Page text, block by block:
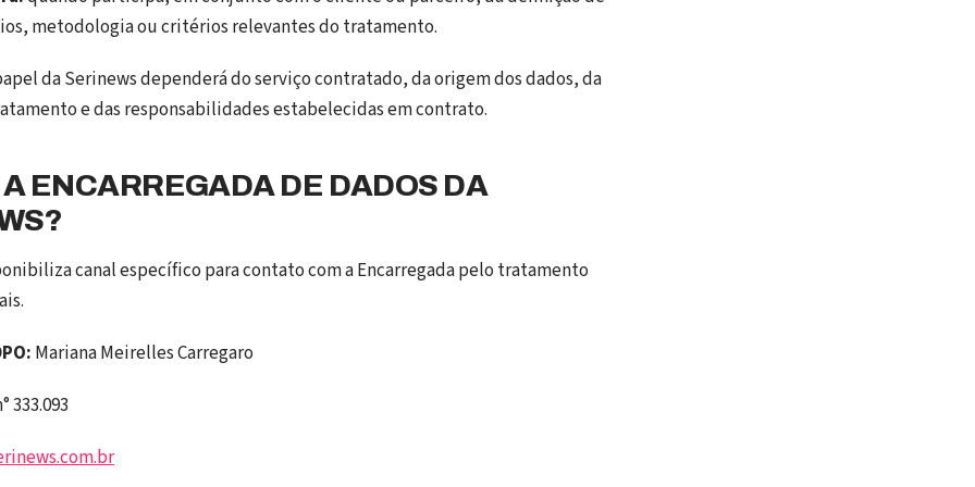
metodologia ou critérios relevantes do tratamento.
da Serinews dependerá do serviço contratado, da origem dos dados, da
e das responsabilidades estabelecidas em contrato.
ENCARREGADA DE DADOS DA
canal específico para contato com a Encarregada pelo tratamento
Mariana Meirelles Carregaro
333.093